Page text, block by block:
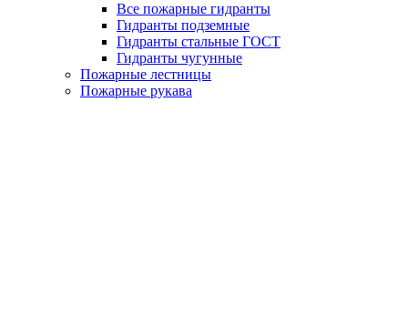
Все пожарные гидранты
Гидранты подземные
Гидранты стальные ГОСТ
Гидранты чугунные
Пожарные лестницы
Пожарные рукава